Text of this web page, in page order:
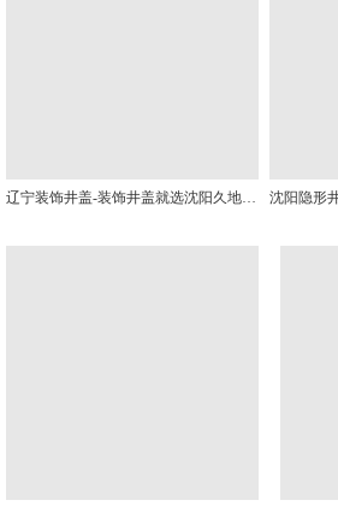
辽宁装饰井盖-装饰井盖就选沈阳久地市政设施有限公司